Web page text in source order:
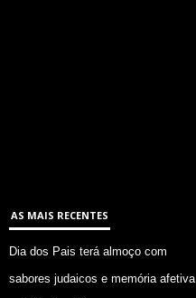
AS MAIS RECENTES
Dia dos Pais terá almoço com
sabores judaicos e memória afetiva